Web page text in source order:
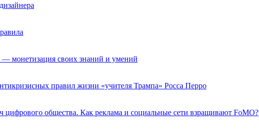
— монетизация своих знаний и умений
правил жизни «учителя Трампа» Росса Перро
общества. Как реклама и социальные сети взращивают FoMO?